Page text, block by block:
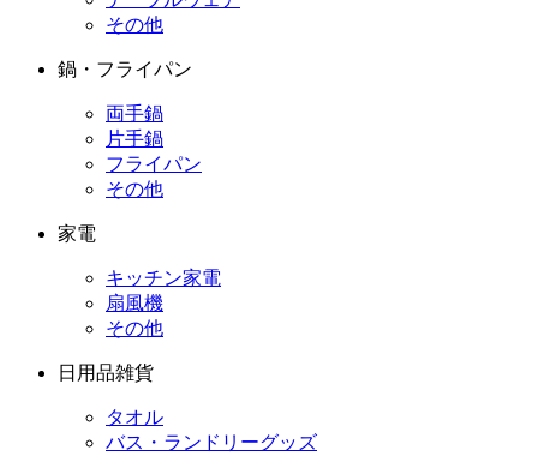
その他
鍋・フライパン
両手鍋
片手鍋
フライパン
その他
家電
キッチン家電
扇風機
その他
日用品雑貨
タオル
バス・ランドリーグッズ